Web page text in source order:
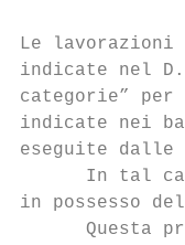
Le lavorazioni
indicate nel
categorie”
indicate nei
eseguite
In tal
in possesso
Questa